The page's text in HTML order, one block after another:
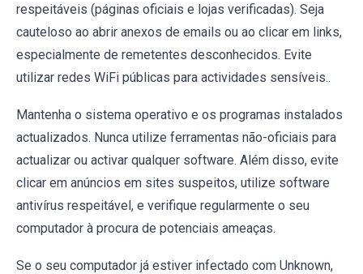
respeitáveis (páginas oficiais e lojas verificadas). Seja
cauteloso ao abrir anexos de emails ou ao clicar em links,
especialmente de remetentes desconhecidos. Evite
utilizar redes WiFi públicas para actividades sensíveis..
Mantenha o sistema operativo e os programas instalados
actualizados. Nunca utilize ferramentas não-oficiais para
actualizar ou activar qualquer software. Além disso, evite
clicar em anúncios em sites suspeitos, utilize software
antivírus respeitável, e verifique regularmente o seu
computador à procura de potenciais ameaças.
Se o seu computador já estiver infectado com Unknown,